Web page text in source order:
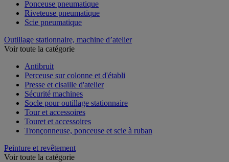
Ponceuse pneumatique
Riveteuse pneumatique
Scie pneumatique
Outillage stationnaire, machine d’atelier
Voir toute la catégorie
Antibruit
Perceuse sur colonne et d'établi
Presse et cisaille d'atelier
Sécurité machines
Socle pour outillage stationnaire
Tour et accessoires
Touret et accessoires
Tronçonneuse, ponceuse et scie à ruban
Peinture et revêtement
Voir toute la catégorie